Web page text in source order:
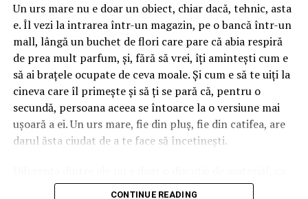
Parteneri: AUTO ITALIA IMPEX SRL; KGM BUCUREȘTI
– SMT PALLADY; RAZELM LUXURY RESORT –
JURILOVCA; SCEMTOVICI & BENOWITZ GALLERY;
CREATIVE AVOCADOS; ALCHEMICO.
Partener social: Asociația „România Zâmbește”.
Distribuitor:T.R.I.B.E. Films.
www.facebook.com/TribeFilms.ro–
Partener media principal:VIRGIN RADIO
Spectatorilor li s-a pregătit o surpriză pentru data de
12 februarie: o seară specială „Date Night” organizată în
mai multe cinematografe din rețeaua Cinema City unde
toți cei care cumpără un bilet la comedia „În pielea mea”
vor primi un premiu garantat din partea Avon.
Până pe 23 februarie, toți spectatorii din țară care și-au
cumpărat bilet la filmul „În pielea mea” se pot înscrie în
concursului
, premiul fiind oferit prin tragere la sorți pe
Un urs mare nu e doar un obiect, chiar dacă, tehnic, asta
e. Îl vezi la intrarea într-un magazin, pe o bancă într-un
mall, lângă un buchet de flori care pare că abia respiră
de prea mult parfum, și, fără să vrei, îți amintești cum e
să ai brațele ocupate de ceva moale. Și cum e să te uiți la
cineva care îl primește și să ți se pară că, pentru o
secundă, persoana aceea se întoarce la o versiune mai
ușoară a ei. Un urs mare, fie din pluș, fie din catifea, are
darul ăsta ciudat de a te face să încetinești.
și cum am compara o perdea cu alta. Se simte în palmă,
CONTINUE READING